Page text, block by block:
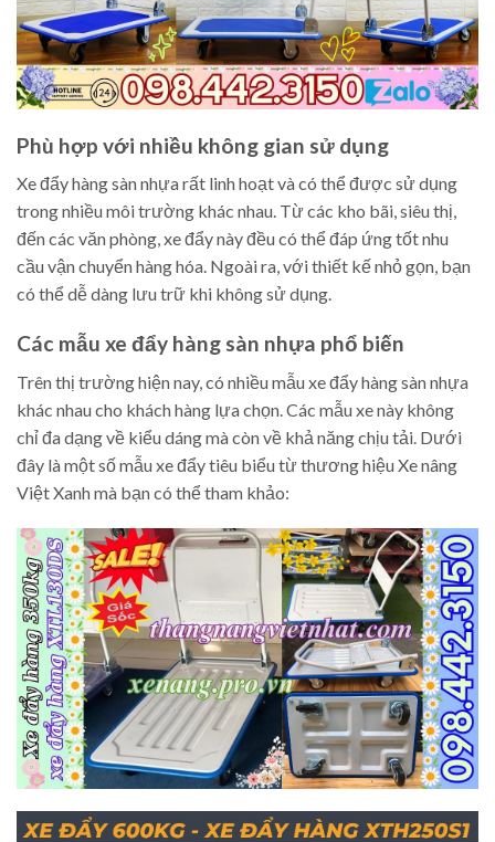
Phù hợp với nhiều không gian sử dụng
Xe đẩy hàng sàn nhựa rất linh hoạt và có thể được sử dụng
trong nhiều môi trường khác nhau. Từ các kho bãi, siêu thị,
đến các văn phòng, xe đẩy này đều có thể đáp ứng tốt nhu
cầu vận chuyển hàng hóa. Ngoài ra, với thiết kế nhỏ gọn, bạn
có thể dễ dàng lưu trữ khi không sử dụng.
Các mẫu xe đẩy hàng sàn nhựa phổ biến
Trên thị trường hiện nay, có nhiều mẫu xe đẩy hàng sàn nhựa
khác nhau cho khách hàng lựa chọn. Các mẫu xe này không
chỉ đa dạng về kiểu dáng mà còn về khả năng chịu tải. Dưới
đây là một số mẫu xe đẩy tiêu biểu từ thương hiệu Xe nâng
Việt Xanh mà bạn có thể tham khảo: